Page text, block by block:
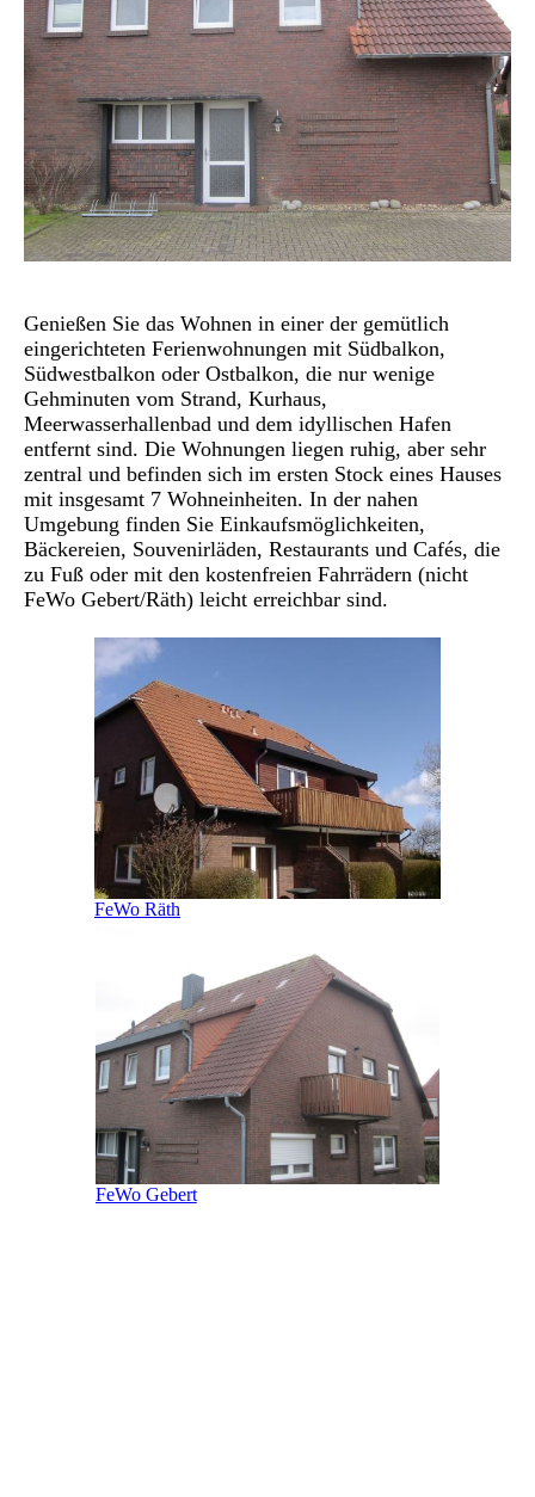
Genießen Sie das Wohnen in einer der gemütlich
eingerichteten Ferienwohnungen mit Südbalkon,
Südwestbalkon oder Ostbalkon, die nur wenige
Gehminuten vom Strand, Kurhaus,
Meerwasserhallenbad und dem idyllischen Hafen
entfernt sind. Die Wohnungen liegen ruhig, aber sehr
zentral und befinden sich im ersten Stock eines Hauses
mit insgesamt 7 Wohneinheiten. In der nahen
Umgebung finden Sie Einkaufsmöglichkeiten,
Bäckereien, Souvenirläden, Restaurants und Cafés, die
zu Fuß oder mit den kostenfreien Fahrrädern (nicht
FeWo Gebert/Räth) leicht erreichbar sind.
FeWo Räth
FeWo Gebert